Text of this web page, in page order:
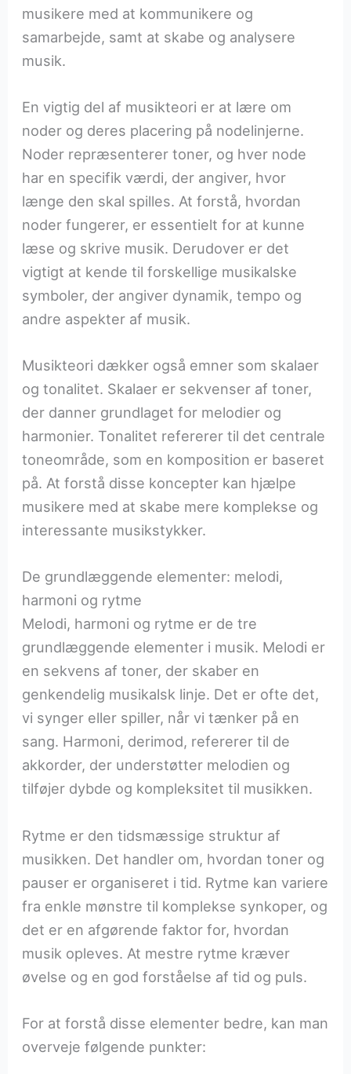
musikere med at kommunikere og
samarbejde, samt at skabe og analysere
musik.
En vigtig del af musikteori er at lære om
noder og deres placering på nodelinjerne.
Noder repræsenterer toner, og hver node
har en specifik værdi, der angiver, hvor
længe den skal spilles. At forstå, hvordan
noder fungerer, er essentielt for at kunne
læse og skrive musik. Derudover er det
vigtigt at kende til forskellige musikalske
symboler, der angiver dynamik, tempo og
andre aspekter af musik.
Musikteori dækker også emner som skalaer
og tonalitet. Skalaer er sekvenser af toner,
der danner grundlaget for melodier og
harmonier. Tonalitet refererer til det centrale
toneområde, som en komposition er baseret
på. At forstå disse koncepter kan hjælpe
musikere med at skabe mere komplekse og
interessante musikstykker.
De grundlæggende elementer: melodi,
harmoni og rytme
Melodi, harmoni og rytme er de tre
grundlæggende elementer i musik. Melodi er
en sekvens af toner, der skaber en
genkendelig musikalsk linje. Det er ofte det,
vi synger eller spiller, når vi tænker på en
sang. Harmoni, derimod, refererer til de
akkorder, der understøtter melodien og
tilføjer dybde og kompleksitet til musikken.
Rytme er den tidsmæssige struktur af
musikken. Det handler om, hvordan toner og
pauser er organiseret i tid. Rytme kan variere
fra enkle mønstre til komplekse synkoper, og
det er en afgørende faktor for, hvordan
musik opleves. At mestre rytme kræver
øvelse og en god forståelse af tid og puls.
For at forstå disse elementer bedre, kan man
overveje følgende punkter: